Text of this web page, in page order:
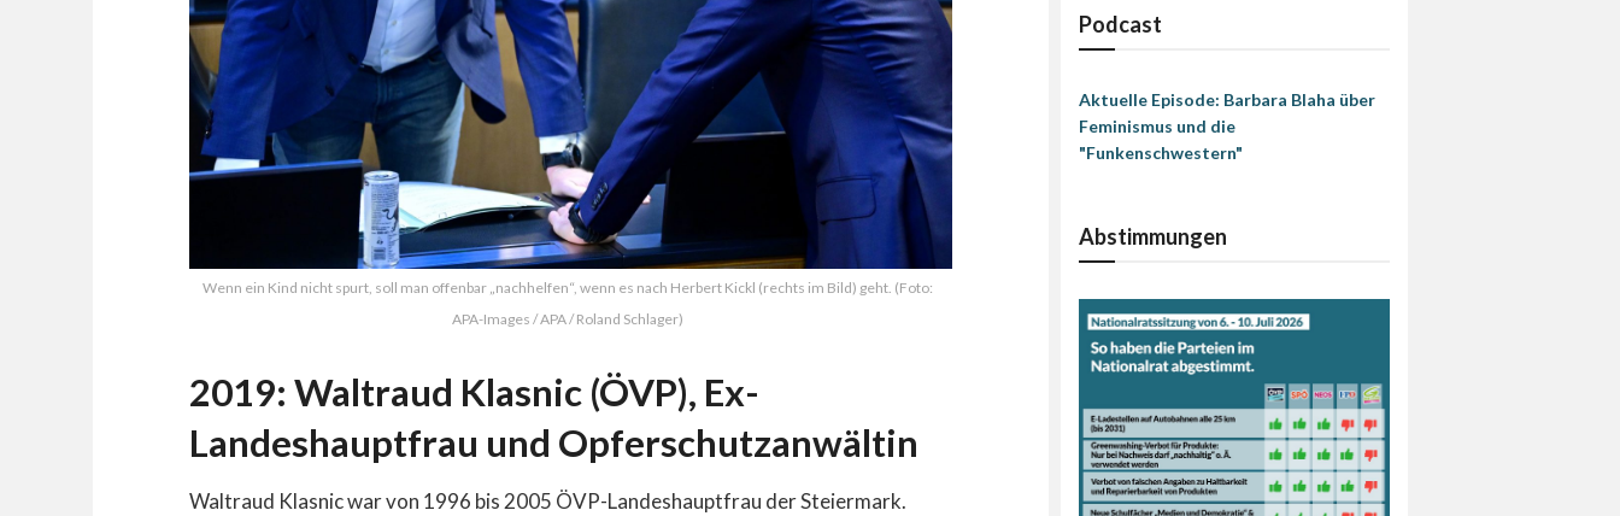
Wenn ein Kind nicht spurt, soll man offenbar „nachhelfen“, wenn es nach Herbert Kickl (rechts im Bild) geht. (Foto:
APA-Images / APA / Roland Schlager)
2019: Waltraud Klasnic (ÖVP), Ex-
Landeshauptfrau und Opferschutzanwältin
Waltraud Klasnic war von 1996 bis 2005 ÖVP-Landeshauptfrau der Steiermark.
Podcast
Aktuelle Episode: Barbara Blaha über
Feminismus und die
"Funkenschwestern"
Abstimmungen